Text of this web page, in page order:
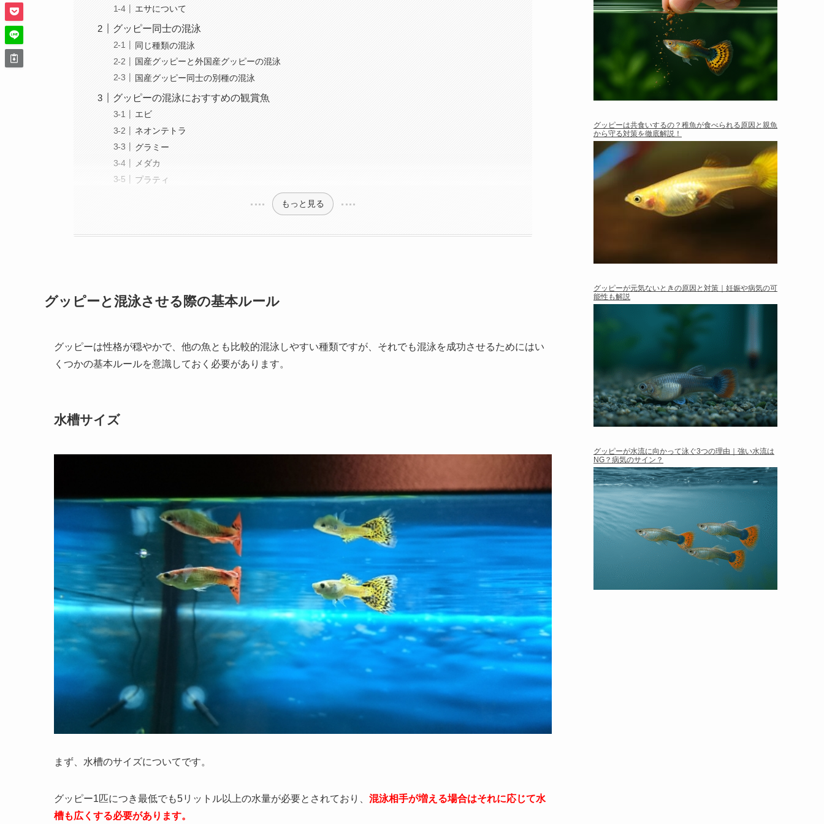
エサについて
グッピー同士の混泳
同じ種類の混泳
国産グッピーと外国産グッピーの混泳
国産グッピー同士の別種の混泳
グッピーの混泳におすすめの観賞魚
エビ
ネオンテトラ
グラミー
メダカ
プラティ
もっと見る
グッピーと混泳させる際の基本ルール
グッピーは性格が穏やかで、他の魚とも比較的混泳しやすい種類ですが、それでも混泳を成功させるためにはい
くつかの基本ルールを意識しておく必要があります。
水槽サイズ
まず、水槽のサイズについてです。
グッピー1匹につき最低でも5リットル以上の水量が必要とされており、 混泳相手が増える場合はそれに応じて水
槽も広くする必要があります。
グッピーは共食いするの？稚魚が食べられる原因と親魚
から守る対策を徹底解説！
グッピーが元気ないときの原因と対策｜妊娠や病気の可
能性も解説
グッピーが水流に向かって泳ぐ3つの理由｜強い水流は
NG？病気のサイン？